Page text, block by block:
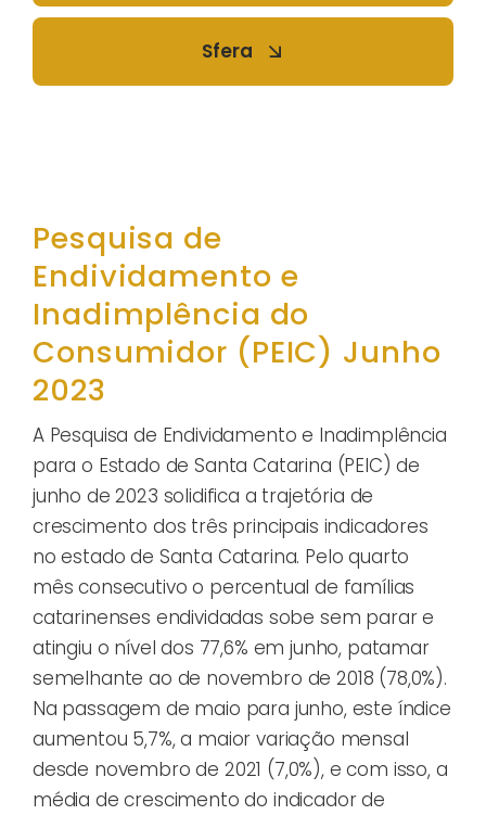
Sfera
Pesquisa de
Endividamento e
Inadimplência do
Consumidor (PEIC) Junho
2023
A Pesquisa de Endividamento e Inadimplência
para o Estado de Santa Catarina (PEIC) de
junho de 2023 solidifica a trajetória de
crescimento dos três principais indicadores
no estado de Santa Catarina. Pelo quarto
mês consecutivo o percentual de famílias
catarinenses endividadas sobe sem parar e
atingiu o nível dos 77,6% em junho, patamar
semelhante ao de novembro de 2018 (78,0%).
Na passagem de maio para junho, este índice
aumentou 5,7%, a maior variação mensal
desde novembro de 2021 (7,0%), e com isso, a
média de crescimento do indicador de